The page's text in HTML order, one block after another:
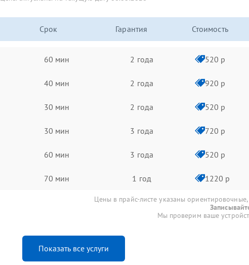
Срок Гарантия Стоимость
60 мин 2 года 520 р
40 мин 2 года 920 р
30 мин 2 года 520 р
30 мин 3 года 720 р
60 мин 3 года 520 р
70 мин 1 год 1220 р
Цены в прайс-листе указаны ориентировочные,
Мы проверим ваше
Показать все услуги